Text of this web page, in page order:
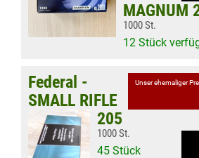
MAGNUM
1000 St.
12 Stück
Unser ehemaliger
Federal -
SMALL RIFLE
205
1000 St.
45 Stück